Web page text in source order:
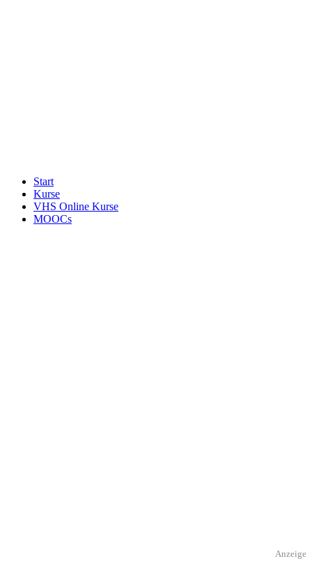
Start
Kurse
VHS Online Kurse
MOOCs
Anzeige